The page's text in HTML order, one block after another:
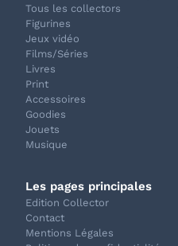
Tous les collectors
Figurines
Jeux vidéo
Films/Séries
Livres
Print
Accessoires
Goodies
Jouets
Musique
Les pages principales
Edition Collector
Contact
Mentions Légales